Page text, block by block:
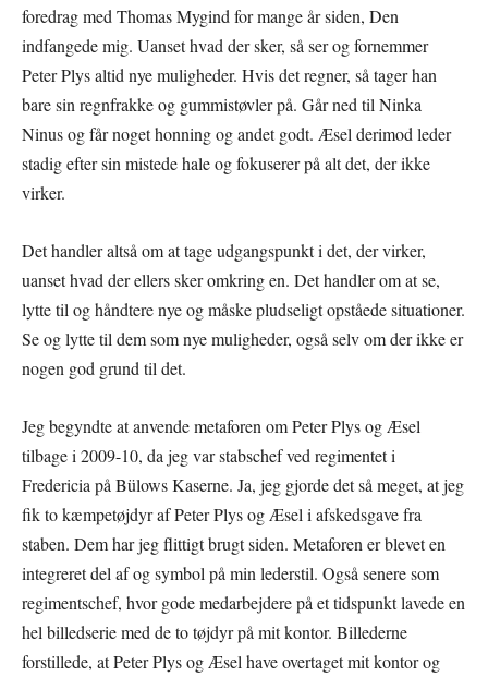
foredrag med Thomas Mygind for mange år siden, Den
indfangede mig. Uanset hvad der sker, så ser og fornemmer
Peter Plys altid nye muligheder. Hvis det regner, så tager han
bare sin regnfrakke og gummistøvler på. Går ned til Ninka
Ninus og får noget honning og andet godt. Æsel derimod leder
stadig efter sin mistede hale og fokuserer på alt det, der ikke
virker.
Det handler altså om at tage udgangspunkt i det, der virker,
uanset hvad der ellers sker omkring en. Det handler om at se,
lytte til og håndtere nye og måske pludseligt opståede situationer.
Se og lytte til dem som nye muligheder, også selv om der ikke er
nogen god grund til det.
Jeg begyndte at anvende metaforen om Peter Plys og Æsel
tilbage i 2009-10, da jeg var stabschef ved regimentet i
Fredericia på Bülows Kaserne. Ja, jeg gjorde det så meget, at jeg
fik to kæmpetøjdyr af Peter Plys og Æsel i afskedsgave fra
staben. Dem har jeg flittigt brugt siden. Metaforen er blevet en
integreret del af og symbol på min lederstil. Også senere som
regimentschef, hvor gode medarbejdere på et tidspunkt lavede en
hel billedserie med de to tøjdyr på mit kontor. Billederne
forstillede, at Peter Plys og Æsel have overtaget mit kontor og